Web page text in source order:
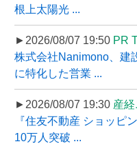
根上太陽光 ...
►2026/08/07 19:50 PR
株式会社Nanimono、建
に特化した営業 ...
►2026/08/07 19:30 産
『住友不動産 ショッピ
10万人突破 ...